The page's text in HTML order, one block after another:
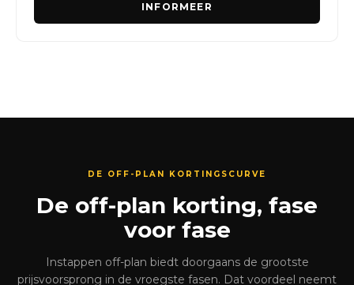
INFORMEER
DE OFF-PLAN KORTINGSCURVE
De off-plan korting, fase
voor fase
Instappen off-plan biedt doorgaans de grootste
prijsvoorsprong in de vroegste fasen. Dat voordeel neemt